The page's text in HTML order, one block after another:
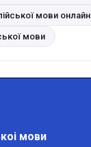
мови онлайн
мови
мови